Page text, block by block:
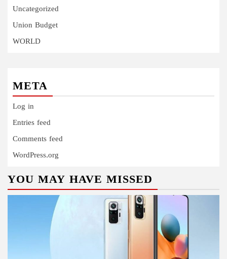
Uncategorized
Union Budget
WORLD
META
Log in
Entries feed
Comments feed
WordPress.org
YOU MAY HAVE MISSED